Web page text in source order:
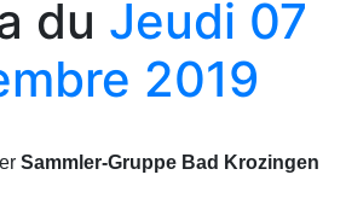
Blog
2026 - Cascades et rivières de
la Martinique
- Thématique|3D - La philatélie
du Jeudi 07
2019
Sammler-Gruppe Bad Krozingen